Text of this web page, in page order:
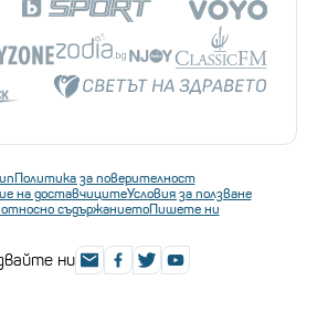
Политика за поверителност
на доставчицитеУсловия за ползване
съдържаниетоПишете ни
ни